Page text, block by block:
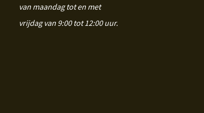
van maandag tot en met
vrijdag van 9:00 tot 12:00 uur.